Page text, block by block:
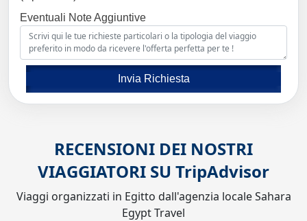
Eventuali Note Aggiuntive
Invia Richiesta
RECENSIONI DEI NOSTRI
VIAGGIATORI SU TripAdvisor
Viaggi organizzati in Egitto dall'agenzia locale Sahara
Egypt Travel